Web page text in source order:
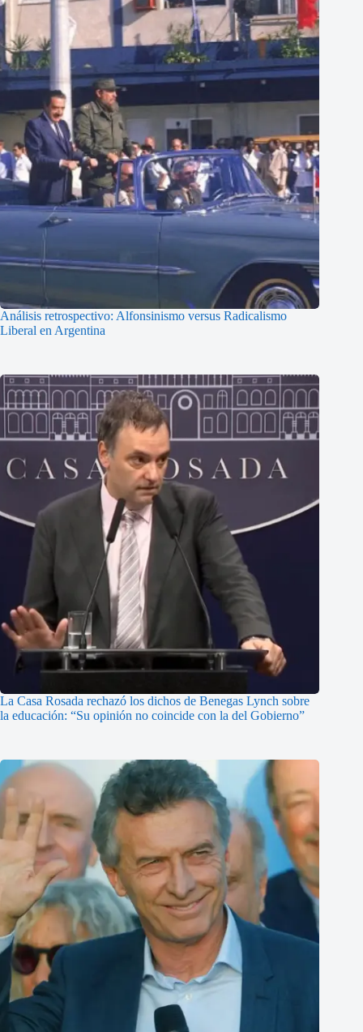
Análisis retrospectivo: Alfonsinismo versus Radicalismo
Liberal en Argentina
La Casa Rosada rechazó los dichos de Benegas Lynch sobre
la educación: “Su opinión no coincide con la del Gobierno”